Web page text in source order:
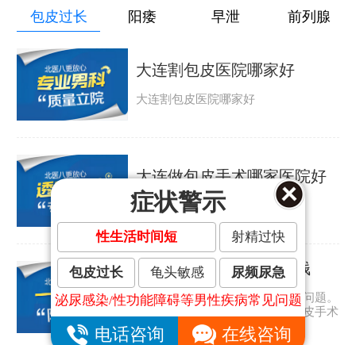
包皮过长 阳痿 早泄 前列腺
大连割包皮医院哪家好
大连割包皮医院哪家好
大连做包皮手术哪家医院好
大连做包皮手术哪家医院好
大连割包皮手术要多少钱
包皮过长是许多男人都会遇到的问题。
那包皮怎么会太长呢？大连割包皮手术
要多少钱？...
症状警示
性生活时间短 射精过快
包皮过长 龟头敏感
尿频尿急
泌尿感染/性功能障碍等男性疾病常见问题
电话咨询 在线咨询